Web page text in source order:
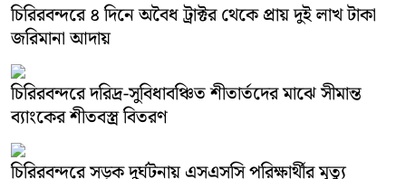
চিরিরবন্দরে ৪ দিনে অবৈধ ট্রাক্টর থেকে প্রায় দুই লাখ টাকা
জরিমানা আদায়
চিরিরবন্দরে দরিদ্র-সুবিধাবঞ্চিত শীতার্তদের মাঝে সীমান্ত
ব্যাংকের শীতবস্ত্র বিতরণ
চিরিরবন্দরে সড়ক দুর্ঘটনায় এসএসসি পরিক্ষার্থীর মৃত্যু